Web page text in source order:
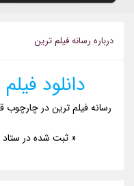
درباره رسانه فیلم ترین
دانلود
رسانه فیلم ترین در چارچوب
« ثبت شده در